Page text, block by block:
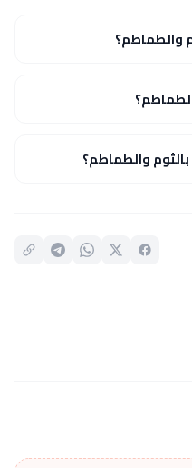
والطماطم؟
والطماطم؟